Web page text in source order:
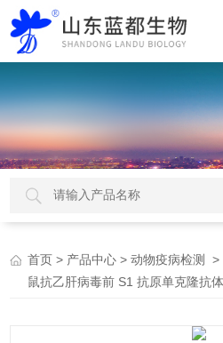
首页 > 产品中心 >动物疫病检测
鼠抗乙肝病毒前 S1 抗原单克隆抗体